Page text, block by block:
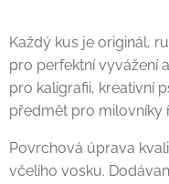
Každý kus je originál,
pro perfektní vyvážení
pro kaligrafii, kreativní
předmět pro milovníky
Povrchová úprava
včelího vosku.